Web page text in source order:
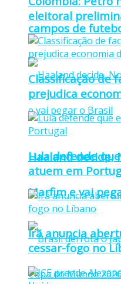
campos de
Haaland decide,
Marfim e vai
eleitoral
Classificação de
prejudica
Lula defende
atuem em
Irã anuncia
cessar-fogo no